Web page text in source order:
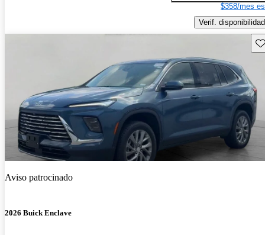
$358/mes
Verif. disponibilidad
Aviso patrocinado
2026 Buick Enclave